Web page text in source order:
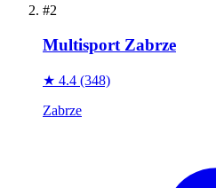
#2
Multisport Zabrze
★ 4.4 (348)
Zabrze